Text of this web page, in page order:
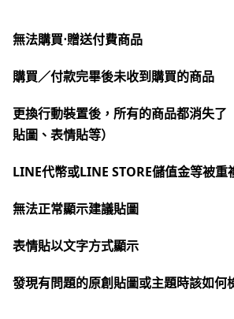
無法購買⋅贈送付費商品
購買／付款完畢後未收到購買的商品
更換行動裝置後，所有的商品都消失了
貼圖、表情貼等）
LINE代幣或LINE STORE儲值金等被重
無法正常顯示建議貼圖
表情貼以文字方式顯示
發現有問題的原創貼圖或主題時該如何